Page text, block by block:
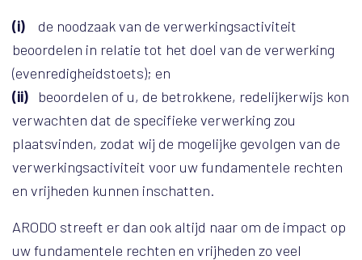
(i)
de noodzaak van de verwerkingsactiviteit
beoordelen in relatie tot het doel van de verwerking
(evenredigheidstoets); en
(ii)
beoordelen of u, de betrokkene, redelijkerwijs kon
verwachten dat de specifieke verwerking zou
plaatsvinden, zodat wij de mogelijke gevolgen van de
verwerkingsactiviteit voor uw fundamentele rechten
en vrijheden kunnen inschatten.
ARODO streeft er dan ook altijd naar om de impact op
uw fundamentele rechten en vrijheden zo veel